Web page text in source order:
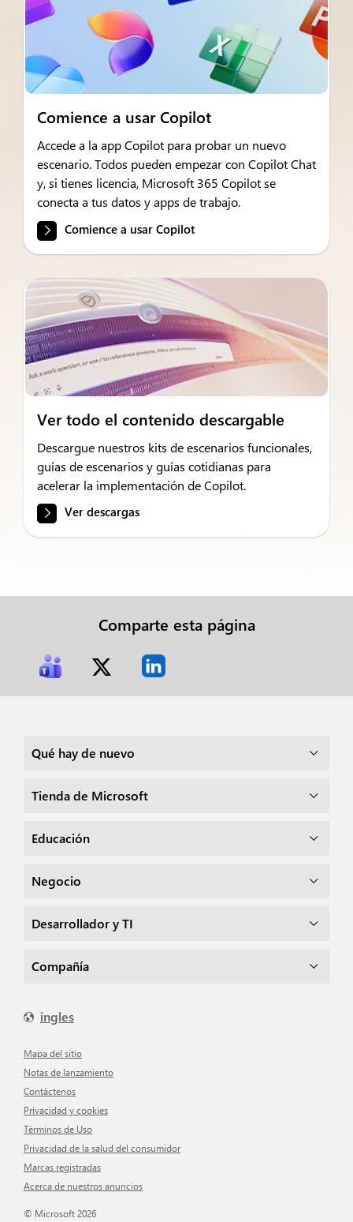
Comience a usar Copilot
Accede a la app Copilot para probar un nuevo
escenario. Todos pueden empezar con Copilot Chat
y, si tienes licencia, Microsoft 365 Copilot se
conecta a tus datos y apps de trabajo.
Comience a usar Copilot
Ver todo el contenido descargable
Descargue nuestros kits de escenarios funcionales,
guías de escenarios y guías cotidianas para
acelerar la implementación de Copilot.
Ver descargas
Comparte esta página
Qué hay de nuevo
Tienda de Microsoft
Educación
Negocio
Desarrollador y TI
Compañía
ingles
mapa del sitio
Notas de lanzamiento
Contáctenos
Privacidad y cookies
Términos de Uso
Privacidad de la salud del consumidor
Marcas registradas
Acerca de nuestros anuncios
© Microsoft 2026